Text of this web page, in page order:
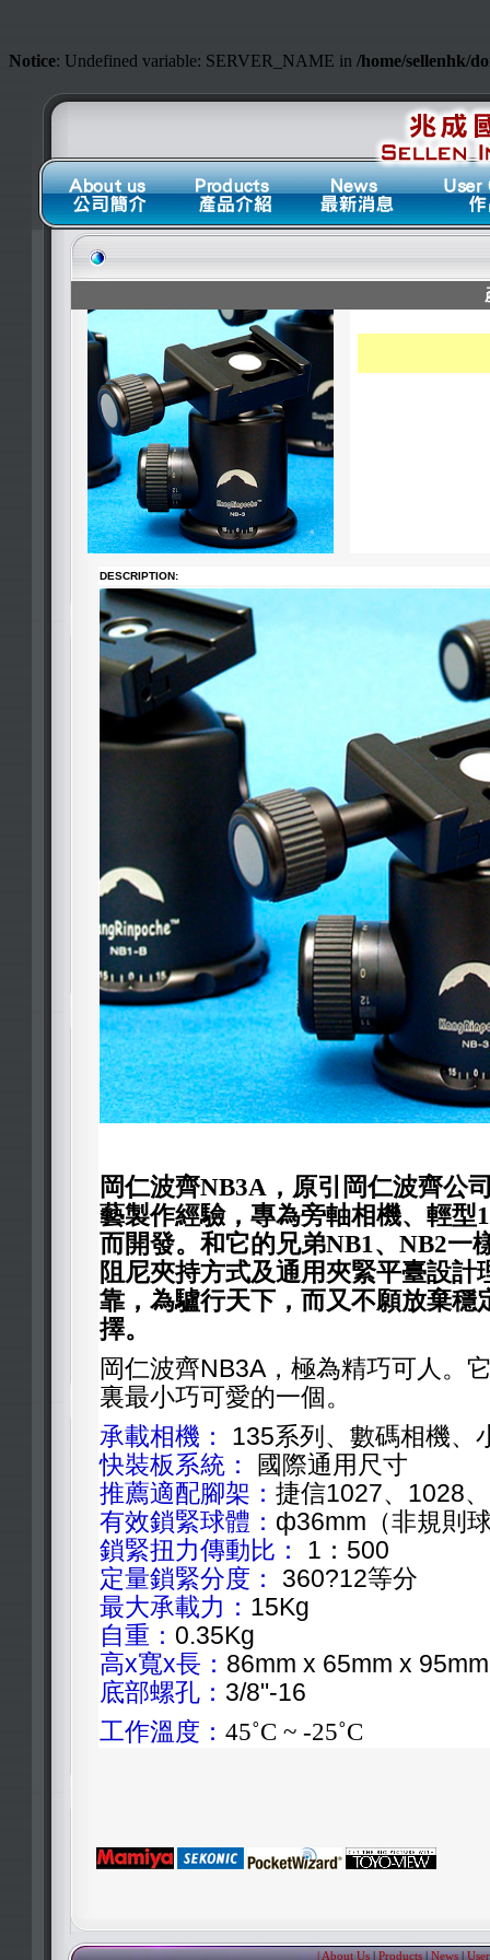
Notice: Undefined variable: SERVER_NAME in /home/sellenhk/
DESCRIPTION:
岡仁波齊NB3A，原引岡仁波齊公
藝製作經驗，專為旁軸相機、輕型
而開發。和它的兄弟NB1、NB2一
阻尼夾持方式及通用夾緊平臺設
靠，為驢行天下，而又不願放棄
擇。
岡仁波齊NB3A，極為精巧可人。
裏最小巧可愛的一個。
承載相機：
135系列、數碼相機、
快裝板系統：
國際通用尺寸
推薦適配腳架： 捷信1027、1028
有效鎖緊球體： ф36mm（非規則
鎖緊扭力傳動比：
1：500
定量鎖緊分度：
360?12等分
最大承載力： 15Kg
自重： 0.35Kg
高x寬x長： 86mm x 65mm x 95mm
底部螺孔： 3/8"-16
工作溫度： 45˚C ~ -25˚C
| About Us|Products|News|